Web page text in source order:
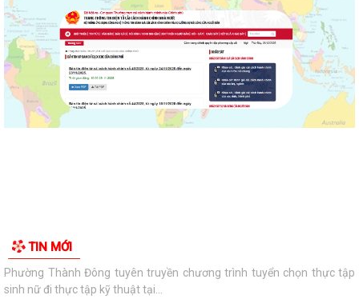
Thông báo về chương trình thu hồi để kiểm tra, khắc phục sự cố các
dòng xe mô tô Honda CB1000...
Kết quả Kỳ họp thứ 3 HĐND thành phố Hải Phòng khóa XIV, nhiệm kỳ